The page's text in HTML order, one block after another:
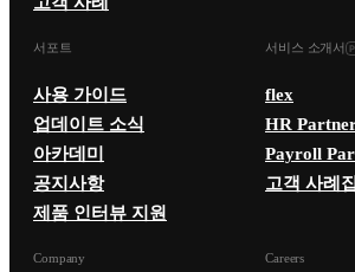
서포트
사용 가이드
업데이트 소식
아카데미
공지사항
제품 인터뷰 지원
서비스 소개서
flex
HR
Payroll
고객 사례집
Company Careers